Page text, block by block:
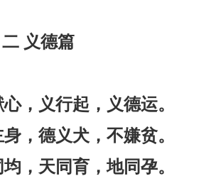
二 义德篇
，义行起，义德运。
，德义犬，不嫌贫。
，天同育，地同孕。